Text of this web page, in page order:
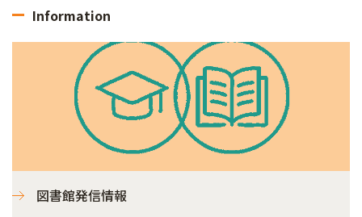
Information
図書館発信情報